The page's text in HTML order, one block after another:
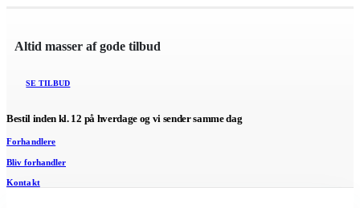
Altid masser af gode tilbud
SE TILBUD
Bestil inden kl. 12 på hverdage og vi sender samme dag
Forhandlere
Bliv forhandler
Kontakt